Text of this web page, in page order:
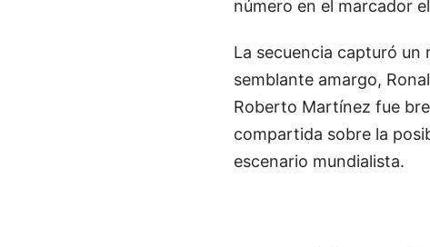
número en el marcador
La secuencia capturó
semblante amargo,
Roberto Martínez fue
compartida sobre la
escenario mundialista.